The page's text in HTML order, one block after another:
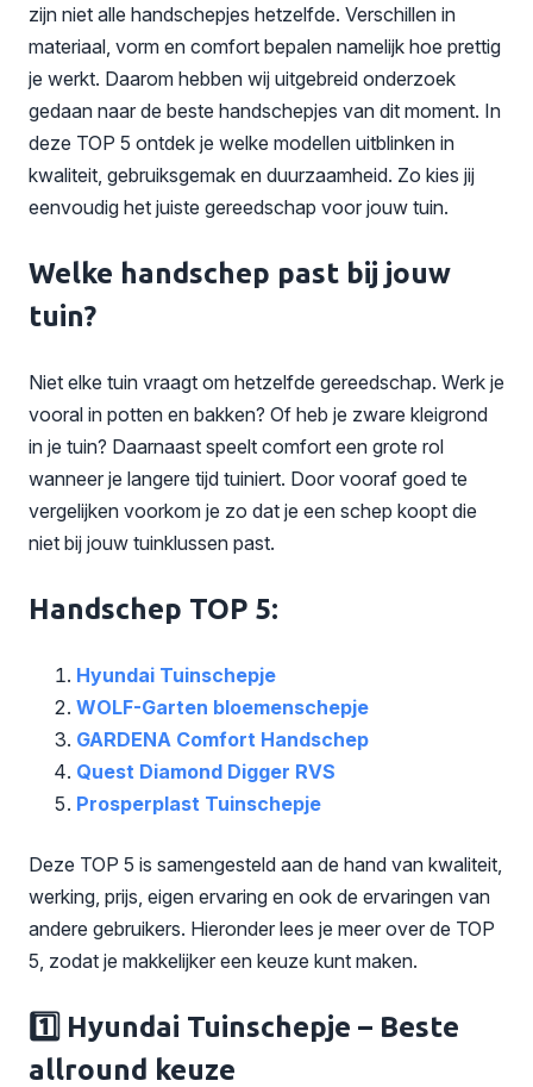
zijn niet alle handschepjes hetzelfde. Verschillen in
materiaal, vorm en comfort bepalen namelijk hoe prettig
je werkt. Daarom hebben wij uitgebreid onderzoek
gedaan naar de beste handschepjes van dit moment. In
deze TOP 5 ontdek je welke modellen uitblinken in
kwaliteit, gebruiksgemak en duurzaamheid. Zo kies jij
eenvoudig het juiste gereedschap voor jouw tuin.
Welke handschep past bij jouw
tuin?
Niet elke tuin vraagt om hetzelfde gereedschap. Werk je
vooral in potten en bakken? Of heb je zware kleigrond
in je tuin? Daarnaast speelt comfort een grote rol
wanneer je langere tijd tuiniert. Door vooraf goed te
vergelijken voorkom je zo dat je een schep koopt die
niet bij jouw tuinklussen past.
Handschep TOP 5:
Hyundai Tuinschepje
WOLF-Garten bloemenschepje
GARDENA Comfort Handschep
Quest Diamond Digger RVS
Prosperplast Tuinschepje
Deze TOP 5 is samengesteld aan de hand van kwaliteit,
werking, prijs, eigen ervaring en ook de ervaringen van
andere gebruikers. Hieronder lees je meer over de TOP
5, zodat je makkelijker een keuze kunt maken.
1️⃣ Hyundai Tuinschepje – Beste
allround keuze